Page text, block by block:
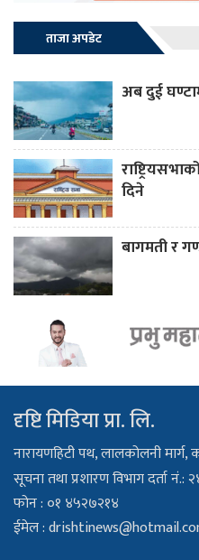
ताजा अपडेट
अब दुई
दिने
बागमती र
दृष्टि मिडिया प्रा. लि.
नारायणहिटी पथ, लालकोलनी मार्ग,
सूचना तथा प्रशारण विभाग दर्ता
फोन : ०१ ४५२७२१४
ईमेल :